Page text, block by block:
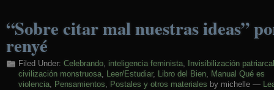
“Sobre citar mal nuestras ideas”
renyé
Filed Under: Celebrando, inteligencia feminista,
Invisibilización patriarcal
civilización monstruosa, Leer/Estudiar, Libro del Bien, Manual Qué es
violencia, Pensamientos, Postales y otros materiales by michelle —